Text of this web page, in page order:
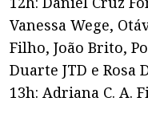
Vanessa Wege,
Filho, João Brito,
Duarte JTD e Rosa
13h: Adriana C. A.